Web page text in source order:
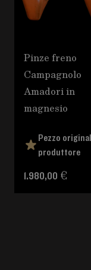
Pinze freno
Campagnolo
Amadori in
magnesio
Pezzo
produttore
1.980,00 €